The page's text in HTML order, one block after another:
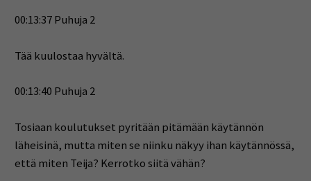
00:13:37 Puhuja 2
Tää kuulostaa hyvältä.
00:13:40 Puhuja 2
Tosiaan koulutukset pyritään pitämään käytännön
läheisinä, mutta miten se niinku näkyy ihan käytännössä,
että miten Teija? Kerrotko siitä vähän?